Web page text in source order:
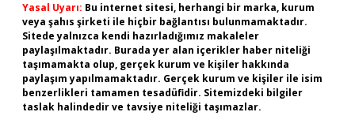
Yasal Uyarı: Bu internet sitesi, herhangi bir marka, kurum
veya şahıs şirketi ile hiçbir bağlantısı bulunmamaktadır.
Sitede yalnızca kendi hazırladığımız makaleler
paylaşılmaktadır. Burada yer alan içerikler haber niteliği
taşımamakta olup, gerçek kurum ve kişiler hakkında
paylaşım yapılmamaktadır. Gerçek kurum ve kişiler ile isim
benzerlikleri tamamen tesadüfidir. Sitemizdeki bilgiler
taslak halindedir ve tavsiye niteliği taşımazlar.